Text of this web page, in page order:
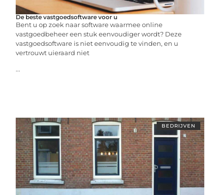
De beste vastgoedsoftware voor u
Bent u op zoek naar software waarmee online
vastgoedbeheer een stuk eenvoudiger wordt? Deze
vastgoedsoftware is niet eenvoudig te vinden, en u
vertrouwt uieraard niet
...
BEDRIJVEN